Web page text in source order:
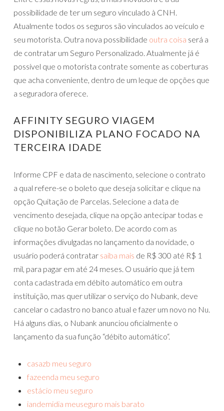
possibilidade de ter um seguro vinculado à CNH.
Atualmente todos os seguros são vinculados ao veículo e
seu motorista. Outra nova possibilidade outra coisa será a
de contratar um Seguro Personalizado. Atualmente já é
possível que o motorista contrate somente as coberturas
que acha conveniente, dentro de um leque de opções que
a seguradora oferece.
AFFINITY SEGURO VIAGEM
DISPONIBILIZA PLANO FOCADO NA
TERCEIRA IDADE
Informe CPF e data de nascimento, selecione o contrato
a qual refere-se o boleto que deseja solicitar e clique na
opção Quitação de Parcelas. Selecione a data de
vencimento desejada, clique na opção antecipar todas e
clique no botão Gerar boleto. De acordo com as
informações divulgadas no lançamento da novidade, o
usuário poderá contratar saiba mais de R$ 300 até R$ 1
mil, para pagar em até 24 meses. O usuário que já tem
conta cadastrada em débito automático em outra
instituição, mas quer utilizar o serviço do Nubank, deve
cancelar o cadastro no banco atual e fazer um novo no Nu.
Há alguns dias, o Nubank anunciou oficialmente o
lançamento da sua função “débito automático“.
casazb meu seguro
fazeenda meu seguro
estácio meu seguro
iandemidia meuseguro mais barato